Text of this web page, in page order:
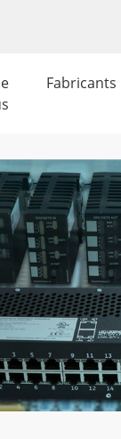
Fabricants